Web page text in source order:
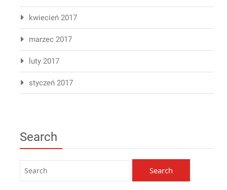
kwiecień 2017
marzec 2017
luty 2017
styczeń 2017
Search